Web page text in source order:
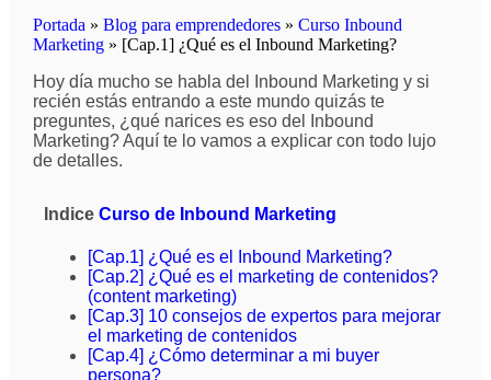
Portada » Blog para emprendedores» Curso Inbound
Marketing» [Cap.1] ¿Qué es el Inbound Marketing?
Hoy día mucho se habla del Inbound Marketing y si
recién estás entrando a este mundo quizás te
preguntes, ¿qué narices es eso del Inbound
Marketing? Aquí te lo vamos a explicar con todo lujo
de detalles.
Indice Curso de Inbound Marketing
[Cap.1] ¿Qué es el Inbound Marketing?
[Cap.2] ¿Qué es el marketing de contenidos?
(content marketing)
[Cap.3] 10 consejos de expertos para mejorar
el marketing de contenidos
[Cap.4] ¿Cómo determinar a mi buyer
persona?